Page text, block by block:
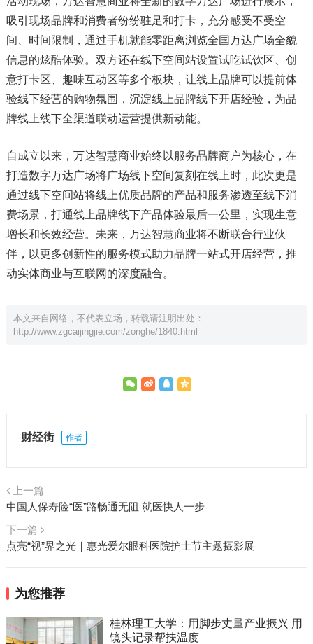
吸引现场品牌和消费者纷纷驻足和打卡，充分感受不受空
间、时间限制，通过手机就能零距离浏览全国万达广场全貌
信息的炫酷体验。双方还在线下空间站设置试吃试饮区、创
意打卡区、趣味互动区等多个板块，让线上品牌可以提前体
验线下经营的购物氛围，沉淀线上品牌线下开店经验，为品
牌线上线下全渠道联动运营提供新动能。
自成立以来，万达智慧商业始终以服务品牌商户为核心，在
打造数字万达广场将广场线下空间复刻在线上时，此次更是
通过线下空间站将线上优质品牌的产品和服务渗透至线下消
费场景，打通线上品牌线下产品体验最后一公里，实现生意
增长和长效经营。未来，万达智慧商业将不断联合行业伙
伴，以更多创新性的服务模式助力品牌一站式开店经营，推
动实体商业与互联网的深度融合。
本文来自网络，不代表立场，转载请注明出处：
http://www.zgcaijingjie.com/zonghe/1840.html
财经街 作者
上一篇
中国人保寿险“医”路畅通无阻 就医快人一步
下一篇
点亮“视”界之光｜惠光爱尔眼科医院护士节主题摄影展
为您推荐
桂林理工大学：用脚步丈量产业振兴 用
镜头记录帮扶温度